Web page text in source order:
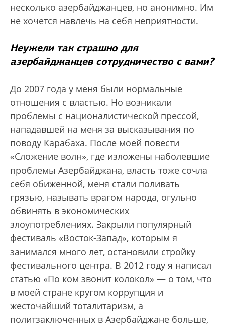
несколько азербайджанцев, но анонимно. Им
не хочется навлечь на себя неприятности.
Неужели так страшно для
азербайджанцев сотрудничество с вами?
До 2007 года у меня были нормальные
отношения с властью. Но возникали
проблемы с националистической прессой,
нападавшей на меня за высказывания по
поводу Карабаха. После моей повести
«Сложение волн», где изложены наболевшие
проблемы Азербайджана, власть тоже сочла
себя обиженной, меня стали поливать
грязью, называть врагом народа, огульно
обвинять в экономических
злоупотреблениях. Закрыли популярный
фестиваль «Восток-Запад», которым я
занимался много лет, остановили стройку
фестивального центра. В 2012 году я написал
статью «По ком звонит колокол» — о том, что
в моей стране кругом коррупция и
жесточайший тоталитаризм, а
политзаключенных в Азербайджане больше,